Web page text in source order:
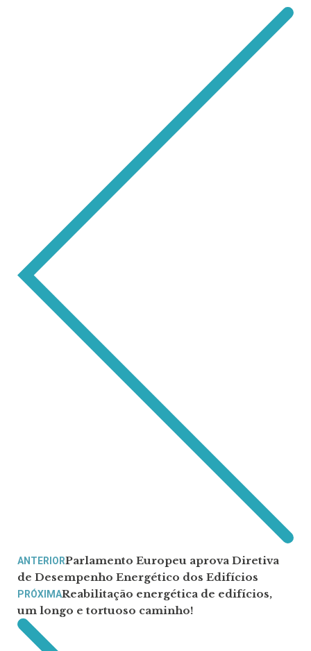
ANTERIORParlamento Europeu aprova Diretiva
de Desempenho Energético dos Edifícios
PRÓXIMAReabilitação energética de edifícios,
um longo e tortuoso caminho!